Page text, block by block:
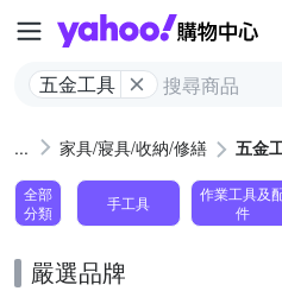
五金工具
家具/寢具/收納/修繕 五金
全部
分類
手工具
作業工具及
件
嚴選品牌